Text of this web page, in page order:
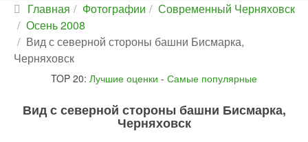
Главная Фотографии
Современный Черняховск
Осень 2008
Вид с северной стороны башни Бисмарка,
Черняховск
TOP 20: Лучшие оценки - Самые популярные
Вид с северной стороны башни Бисмарка,
Черняховск